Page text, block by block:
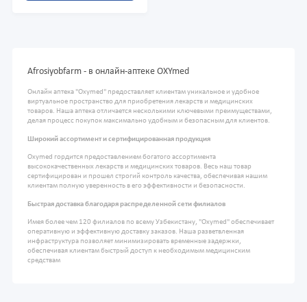
Afrosiyobfarm - в онлайн-аптеке OXYmed
Онлайн аптека "Oxymed" предоставляет клиентам уникальное и удобное
виртуальное пространство для приобретения лекарств и медицинских
товаров. Наша аптека отличается несколькими ключевыми преимуществами,
делая процесс покупок максимально удобным и безопасным для клиентов.
Широкий ассортимент и сертифицированная продукция
Oxymed гордится предоставлением богатого ассортимента
высококачественных лекарств и медицинских товаров. Весь наш товар
сертифицирован и прошел строгий контроль качества, обеспечивая нашим
клиентам полную уверенность в его эффективности и безопасности.
Быстрая доставка благодаря распределенной сети филиалов
Имея более чем 120 филиалов по всему Узбекистану, "Oxymed" обеспечивает
оперативную и эффективную доставку заказов. Наша разветвленная
инфраструктура позволяет минимизировать временные задержки,
обеспечивая клиентам быстрый доступ к необходимым медицинским
средствам